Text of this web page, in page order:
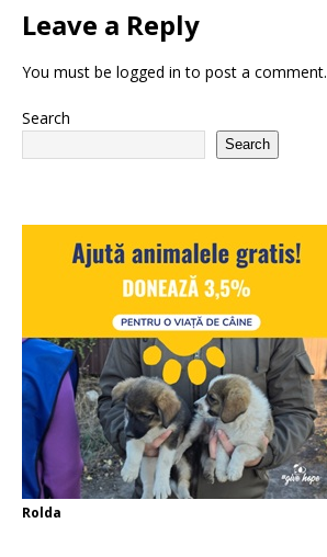
Leave a Reply
You must be logged in to post a comment.
Search
Search
Rolda